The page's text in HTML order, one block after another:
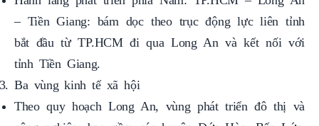
– Tiền Giang: bám dọc theo trục động lực liên tỉnh
bắt đầu từ TP.HCM đi qua Long An và kết nối với
tỉnh Tiền Giang.
Ba vùng kinh tế xã hội
Theo quy hoạch Long An, vùng phát triển đô thị và